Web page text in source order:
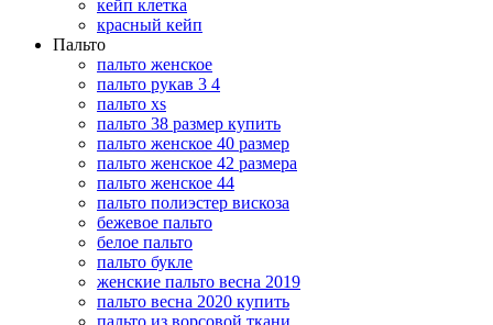
кейп клетка
красный кейп
Пальто
пальто женское
пальто рукав 3 4
пальто xs
пальто 38 размер купить
пальто женское 40 размер
пальто женское 42 размера
пальто женское 44
пальто полиэстер вискоза
бежевое пальто
белое пальто
пальто букле
женские пальто весна 2019
пальто весна 2020 купить
пальто из ворсовой ткани